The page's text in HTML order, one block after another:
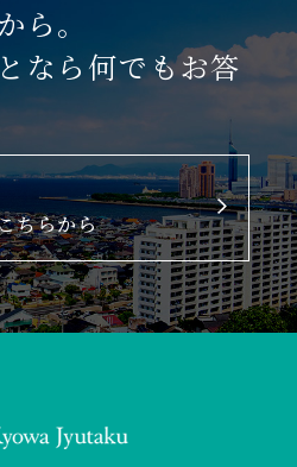
ら。
なら何でもお答
ちらから